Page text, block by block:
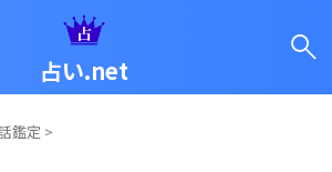
占い.net
鑑定 >